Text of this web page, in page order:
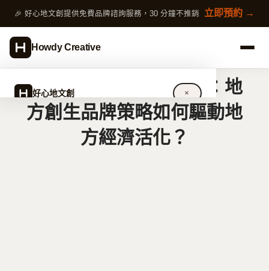
🎉 好心地文創提供免費品牌諮詢服務，30 分鐘不推銷 立即預約 →
Howdy Creative
好心地文創 ✕
關於好心地文創
從文化感動到社區再造：地
方創生品牌策略如何驅動地
方經濟活化？